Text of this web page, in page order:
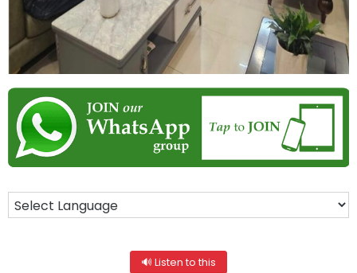
🔊 Listen to this